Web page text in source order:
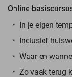
Online
In je eigen
Inclusief
Waar en
Zo vaak terug